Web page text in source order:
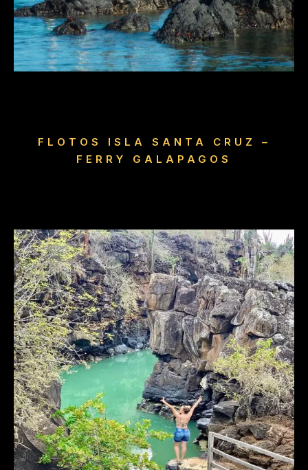
FLOTOS ISLA SANTA CRUZ –
FERRY GALAPAGOS